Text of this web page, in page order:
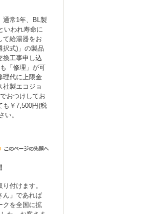
通常1年、BL製
いわれ寿命に
て給湯器をお
択式)」の製品
換工事申し込
「修理」が可
理代に上限金
社製エコジョ
おつけしてお
も￥7,500円(税
い。
付けます。
ん」であれば
クを全国に拡